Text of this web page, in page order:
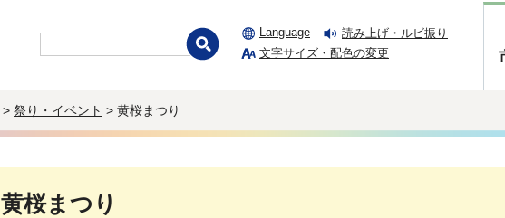
Language
読み上げ・ルビ振り
文字サイズ・配色の変更
> 祭り・イベント > 黄桜まつり
黄桜まつり